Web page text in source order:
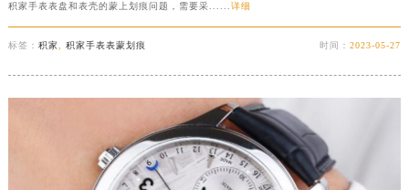
积家手表表盘和表壳的蒙上划痕问题，需要采......详细
标签： 积家, 积家手表表蒙划痕 时间：2023-05-27